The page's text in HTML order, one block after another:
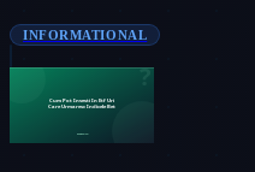
INFORMATIONAL